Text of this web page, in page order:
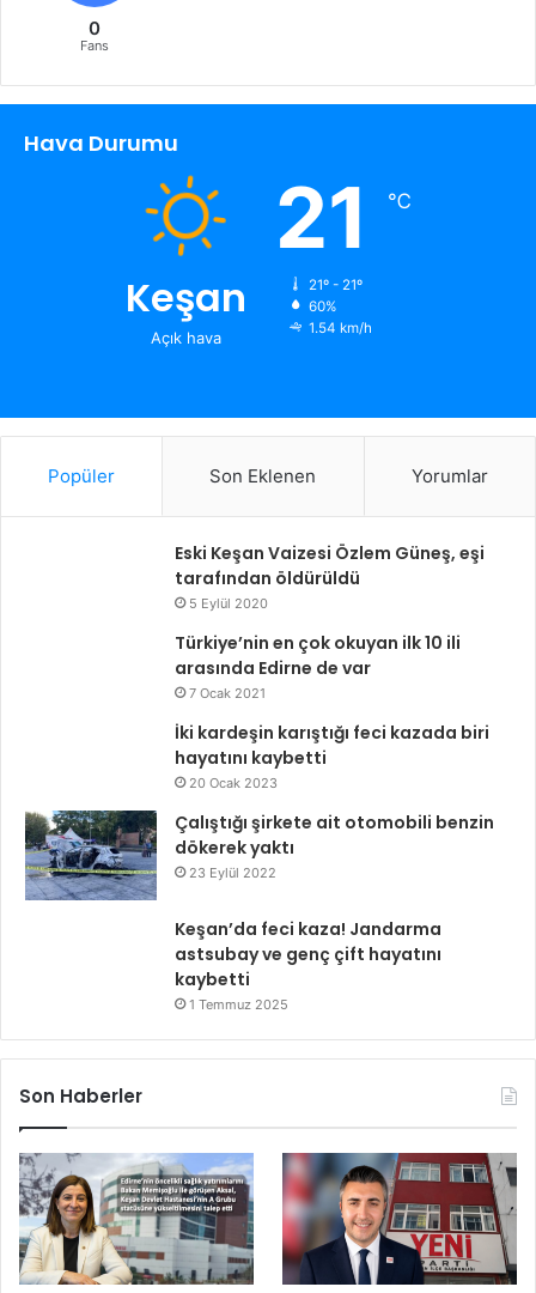
0
Fans
Hava Durumu
Keşan
Açık hava
21 ℃
21º - 21º
60%
1.54 km/h
Popüler Son Eklenen Yorumlar
Eski Keşan Vaizesi Özlem Güneş, eşi
tarafından öldürüldü
5 Eylül 2020
Türkiye’nin en çok okuyan ilk 10 ili
arasında Edirne de var
7 Ocak 2021
İki kardeşin karıştığı feci kazada biri
hayatını kaybetti
20 Ocak 2023
Çalıştığı şirkete ait otomobili benzin
dökerek yaktı
23 Eylül 2022
Keşan’da feci kaza! Jandarma
astsubay ve genç çift hayatını
kaybetti
1 Temmuz 2025
Son Haberler